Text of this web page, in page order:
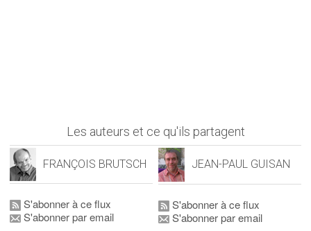
Les auteurs et ce qu'ils partagent
FRANÇOIS BRUTSCH
S'abonner à ce flux
S'abonner par email
JEAN-PAUL GUISAN
S'abonner à ce flux
S'abonner par email